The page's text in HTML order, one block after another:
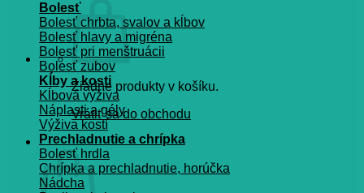
Žiadne produkty v košíku.
Vrátiť sa do obchodu
Košík
Bolesť
Bolesť chrbta, svalov a kĺbov
Bolesť hlavy a migréna
Bolesť pri menštruácii
Bolesť zubov
Kĺby a kosti
Kĺbová výživa
Náplasti a gély
Výživa kostí
Prechladnutie a chrípka
Bolesť hrdla
Chrípka a prechladnutie, horúčka
Nádcha